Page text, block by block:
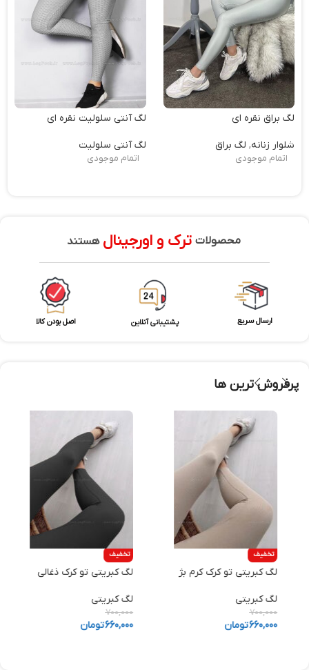
لگ براق نقره ای
شلوار زنانه, لگ براق
اتمام موجودی
لگ آنتی سلولیت نقره ای
لگ آنتی سلولیت
اتمام موجودی
محصولات ترک و اورجینال هستند
ارسال سریع پشتیبانی آنلاین اصل بودن کالا
پرفروش ترین ها
تخفیف
لگ کبریتی تو کرک کرم بژ
لگ کبریتی
700,000
660,000تومان
تخفیف
لگ کبریتی تو کرک ذغالی
لگ کبریتی
700,000
660,000تومان